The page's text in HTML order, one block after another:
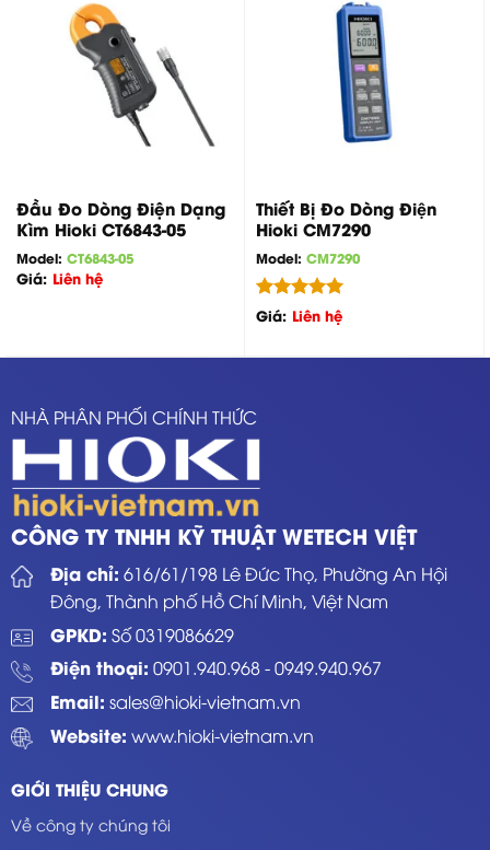
Đầu Đo Dòng Điện Dạng
Kìm Hioki CT6843-05
Model: CT6843-05
Giá: Liên hệ
Thiết Bị Đo Dòng Điện
Hioki CM7290
Model: CM7290
Được xếp
Giá: Liên hệ
NHÀ PHÂN PHỐI CHÍNH THỨC
CÔNG TY TNHH KỸ THUẬT WETECH VIỆT
Địa chỉ: 616/61/198 Lê Đức Thọ, Phường An Hội
Đông, Thành phố Hồ Chí Minh, Việt Nam
GPKD: Số 0319086629
Điện thoại: 0901.940.968-0949.940.967
Email: sales@hioki-vietnam.vn
Website: www.hioki-vietnam.vn
GIỚI THIỆU CHUNG
Về công ty chúng tôi